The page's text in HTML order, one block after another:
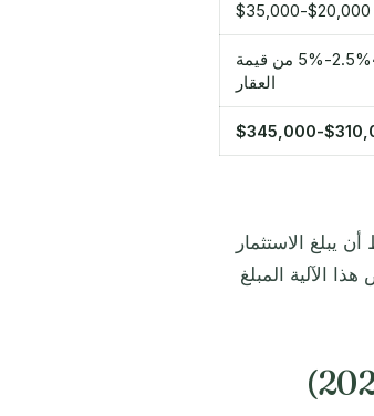
$20,000-$35,000
~2.5%-5% من قيمة
العقار
$310,000-
يبلغ الاستثمار
طلب). يُخفِّض هذا الآلية المبلغ